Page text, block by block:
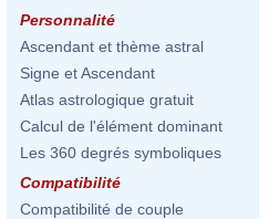
Personnalité
Ascendant et thème astral
Signe et Ascendant
Atlas astrologique gratuit
Calcul de l'élément dominant
Les 360 degrés symboliques
Compatibilité
Compatibilité de couple